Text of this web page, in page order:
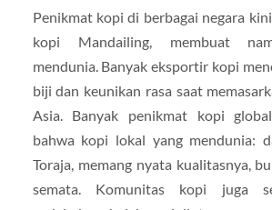
Penikmat kopi di berbagai negara
kopi Mandailing, membuat
mendunia. Banyak eksportir kopi
biji dan keunikan rasa saat
Asia. Banyak penikmat kopi
bahwa kopi lokal yang mendunia:
Toraja, memang nyata kualitasnya,
semata. Komunitas kopi juga